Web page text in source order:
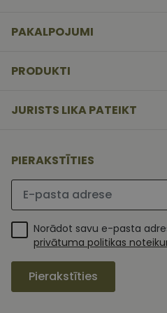
PAKALPOJUMI
PRODUKTI
JURISTS LIKA PATEIKT
PIERAKSTĪTIES
Lūdzu ievadiet e-pasta adresi
Norādot savu e-pasta
privātuma politikas
Pierakstīties